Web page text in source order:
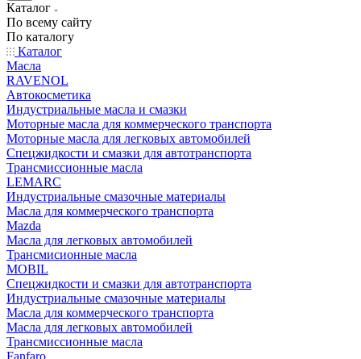
Каталог
По всему сайту
По каталогу
Каталог
Масла
RAVENOL
Автокосметика
Индустриальные масла и смазки
Моторные масла для коммерческого транспорта
Моторные масла для легковых автомобилей
Спецжидкости и смазки для автотранспорта
Трансмиссионные масла
LEMARC
Индустриальные смазочные материалы
Масла для коммерческого транспорта
Mazda
Масла для легковых автомобилей
Трансмисионные масла
MOBIL
Cпецжидкости и смазки для автотранспорта
Индустриальные смазочные материалы
Масла для коммерческого транспорта
Масла для легковых автомобилей
Трансмиссионные масла
Fanfaro